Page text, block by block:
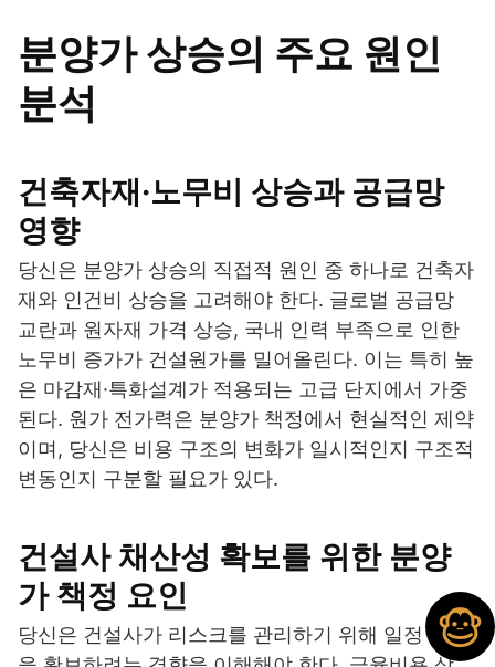
분양가 상승의 주요 원인
분석
건축자재·노무비 상승과 공급망
영향
당신은 분양가 상승의 직접적 원인 중 하나로 건축자
재와 인건비 상승을 고려해야 한다. 글로벌 공급망
교란과 원자재 가격 상승, 국내 인력 부족으로 인한
노무비 증가가 건설원가를 밀어올린다. 이는 특히 높
은 마감재·특화설계가 적용되는 고급 단지에서 가중
된다. 원가 전가력은 분양가 책정에서 현실적인 제약
이며, 당신은 비용 구조의 변화가 일시적인지 구조적
변동인지 구분할 필요가 있다.
건설사 채산성 확보를 위한 분양
가 책정 요인
당신은 건설사가 리스크를 관리하기 위해 일정 마진